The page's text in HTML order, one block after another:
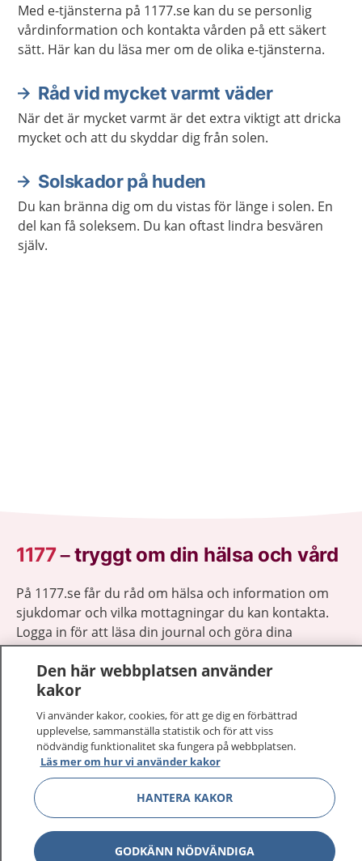
Med e-tjänsterna på 1177.se kan du se personlig
vårdinformation och kontakta vården på ett säkert
sätt. Här kan du läsa mer om de olika e-tjänsterna.
Råd vid mycket varmt väder
När det är mycket varmt är det extra viktigt att dricka
mycket och att du skyddar dig från solen.
Solskador på huden
Du kan bränna dig om du vistas för länge i solen. En
del kan få soleksem. Du kan oftast lindra besvären
själv.
1177–tryggt om din hälsa och vård
På 1177.se får du råd om hälsa och information om
sjukdomar och vilka mottagningar du kan kontakta.
Logga in för att läsa din journal och göra dina
vårdärenden. Ring telefonnummer 1177 för
sjukvårdsrådgivning dygnet runt.
1177 ger dig råd när du vill må bättre.
1177 på flera språk Visa
Om 1177 Visa
Den här webbplatsen använder
kakor
Vi använder kakor, cookies, för att ge dig en förbättrad
upplevelse, sammanställa statistik och för att viss
nödvändig funktionalitet ska fungera på webbplatsen.
Läs mer om hur vi använder kakor
HANTERA KAKOR
GODKÄNN NÖDVÄNDIGA